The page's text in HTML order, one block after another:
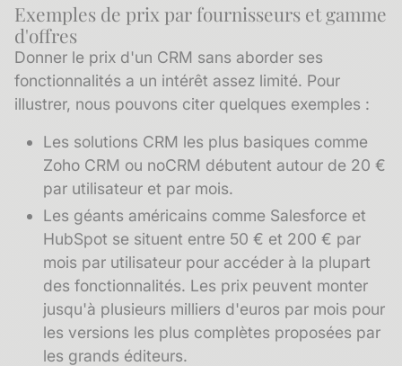
Exemples de prix par fournisseurs et gamme
d'offres
Donner le prix d'un CRM sans aborder ses
fonctionnalités a un intérêt assez limité. Pour
illustrer, nous pouvons citer quelques exemples :
Les solutions CRM les plus basiques comme
Zoho CRM ou noCRM débutent autour de 20 €
par utilisateur et par mois.
Les géants américains comme Salesforce et
HubSpot se situent entre 50 € et 200 € par
mois par utilisateur pour accéder à la plupart
des fonctionnalités. Les prix peuvent monter
jusqu'à plusieurs milliers d'euros par mois pour
les versions les plus complètes proposées par
les grands éditeurs.